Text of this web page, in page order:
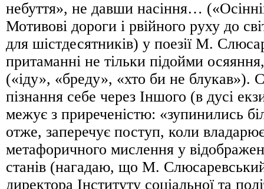
небуття», не давши насіння…
Мотивові дороги і рвійного руху до
для шістдесятників) у поезії М.
притаманні не тільки підойми
(«іду», «бреду», «хто би не блукав»).
пізнання себе через Іншого (в дусі
межує з приреченістю: «зупинились
отже, заперечує поступ, коли
метафоричного мислення у
станів (нагадаю, що М.
директора Інституту соціальної та